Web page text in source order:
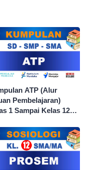
ATP (Alur
Pembelajaran)
1 Sampai Kelas 12